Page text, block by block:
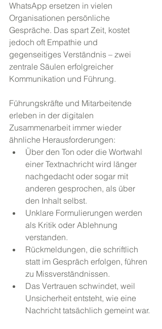
WhatsApp ersetzen in vielen
Organisationen persönliche
Gespräche. Das spart Zeit, kostet
jedoch oft Empathie und
gegenseitiges Verständnis – zwei
zentrale Säulen erfolgreicher
Kommunikation und Führung.
Führungskräfte und Mitarbeitende
erleben in der digitalen
Zusammenarbeit immer wieder
ähnliche Herausforderungen:
Über den Ton oder die Wortwahl
einer Textnachricht wird länger
nachgedacht oder sogar mit
anderen gesprochen, als über
den Inhalt selbst.
Unklare Formulierungen werden
als Kritik oder Ablehnung
verstanden.
Rückmeldungen, die schriftlich
statt im Gespräch erfolgen, führen
zu Missverständnissen.
Das Vertrauen schwindet, weil
Unsicherheit entsteht, wie eine
Nachricht tatsächlich gemeint war.